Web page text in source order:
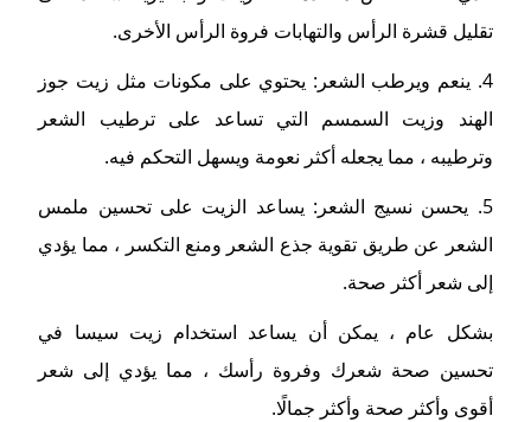
تقليل قشرة الرأس والتهابات فروة الرأس الأخرى.
4. ينعم ويرطب الشعر: يحتوي على مكونات مثل زيت جوز
الهند وزيت السمسم التي تساعد على ترطيب الشعر
وترطيبه ، مما يجعله أكثر نعومة ويسهل التحكم فيه.
5. يحسن نسيج الشعر: يساعد الزيت على تحسين ملمس
الشعر عن طريق تقوية جذع الشعر ومنع التكسر ، مما يؤدي
إلى شعر أكثر صحة.
بشكل عام ، يمكن أن يساعد استخدام زيت سيسا في
تحسين صحة شعرك وفروة رأسك ، مما يؤدي إلى شعر
أقوى وأكثر صحة وأكثر جمالًا.